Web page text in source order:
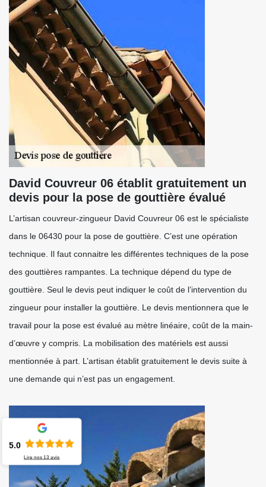
David Couvreur 06 établit gratuitement un
devis pour la pose de gouttière évalué
L’artisan couvreur-zingueur David Couvreur 06 est le spécialiste
dans le 06430 pour la pose de gouttière. C’est une opération
technique. Il faut connaitre les différentes techniques de la pose
des gouttières rampantes. La technique dépend du type de
gouttière. Seul le devis peut indiquer le coût de l’intervention du
zingueur pour installer la gouttière. Le devis mentionnera que le
travail pour la pose est évalué au mètre linéaire, coût de la main-
d’œuvre y compris. La mobilisation des matériels est aussi
mentionnée à part. L’artisan établit gratuitement le devis suite à
une demande qui n’est pas un engagement.
5.0
Lire nos13 avis